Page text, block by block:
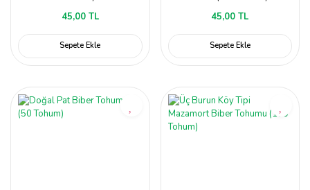
45,00 TL
Sepete Ekle
45,00 TL
Sepete Ekle